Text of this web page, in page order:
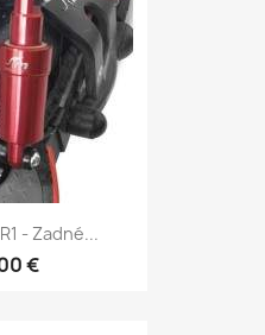
- Zadné...
€